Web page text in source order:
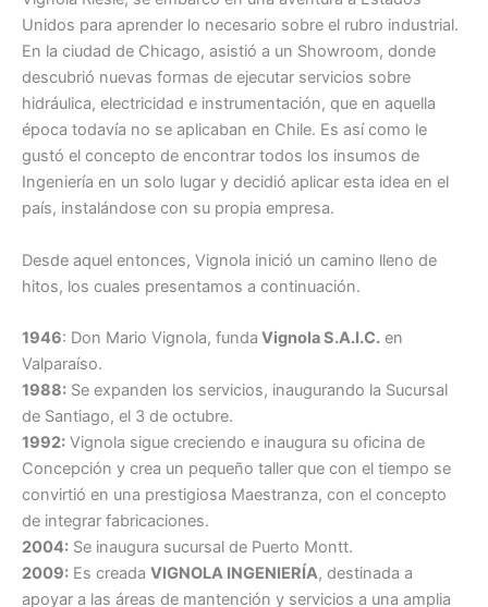
Unidos para aprender lo necesario sobre el rubro industrial.
En la ciudad de Chicago, asistió a un Showroom, donde
descubrió nuevas formas de ejecutar servicios sobre
hidráulica, electricidad e instrumentación, que en aquella
época todavía no se aplicaban en Chile. Es así como le
gustó el concepto de encontrar todos los insumos de
Ingeniería en un solo lugar y decidió aplicar esta idea en el
país, instalándose con su propia empresa.
Desde aquel entonces, Vignola inició un camino lleno de
hitos, los cuales presentamos a continuación.
1946: Don Mario Vignola, funda Vignola S.A.I.C. en
Valparaíso.
1988: Se expanden los servicios, inaugurando la Sucursal
de Santiago, el 3 de octubre.
1992: Vignola sigue creciendo e inaugura su oficina de
Concepción y crea un pequeño taller que con el tiempo se
convirtió en una prestigiosa Maestranza, con el concepto
de integrar fabricaciones.
2004: Se inaugura sucursal de Puerto Montt.
2009: Es creada VIGNOLA INGENIERÍA, destinada a
apoyar a las áreas de mantención y servicios a una amplia